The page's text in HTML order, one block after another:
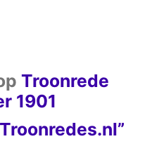
Troonrede
1901